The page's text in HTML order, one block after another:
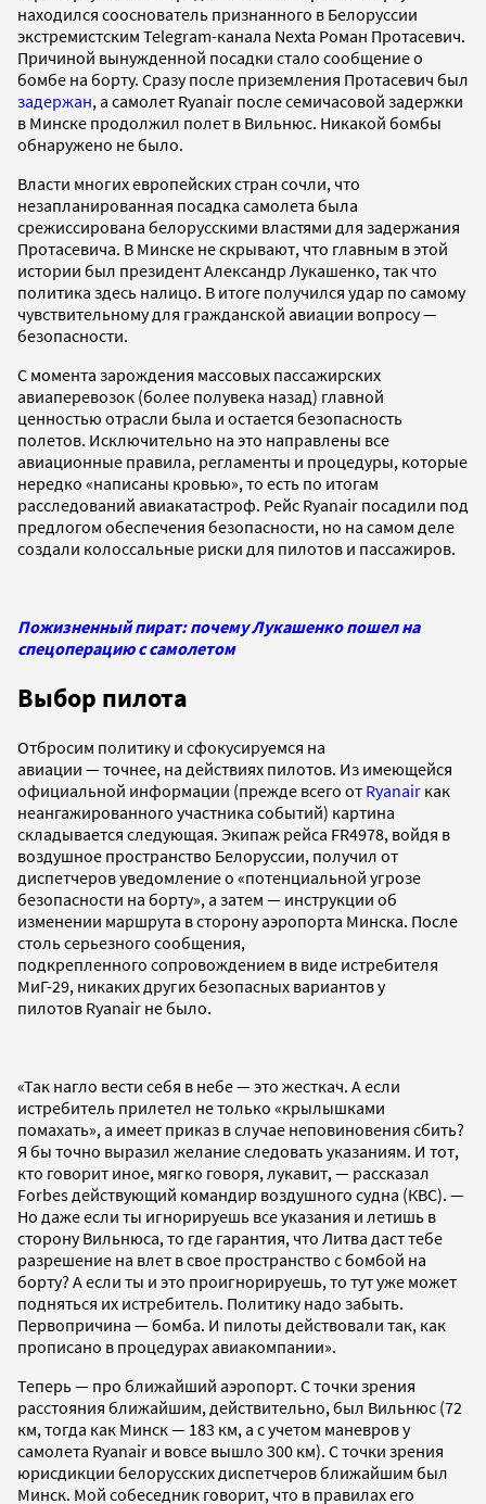
находился сооснователь признанного в Белоруссии
экстремистским Telegram-канала Nexta Роман Протасевич.
Причиной вынужденной посадки стало сообщение о
бомбе на борту. Сразу после приземления Протасевич был
задержан, а самолет Ryanair после семичасовой задержки
в Минске продолжил полет в Вильнюс. Никакой бомбы
обнаружено не было.
Власти многих европейских стран сочли, что
незапланированная посадка самолета была
срежиссирована белорусскими властями для задержания
Протасевича. В Минске не скрывают, что главным в этой
истории был президент Александр Лукашенко, так что
политика здесь налицо. В итоге получился удар по самому
чувствительному для гражданской авиации вопросу —
безопасности.
С момента зарождения массовых пассажирских
авиаперевозок (более полувека назад) главной
ценностью отрасли была и остается безопасность
полетов. Исключительно на это направлены все
авиационные правила, регламенты и процедуры, которые
нередко «написаны кровью», то есть по итогам
расследований авиакатастроф. Рейс Ryanair посадили под
предлогом обеспечения безопасности, но на самом деле
создали колоссальные риски для пилотов и пассажиров.
Пожизненный пират: почему Лукашенко пошел на
спецоперацию с самолетом
Выбор пилота
Отбросим политику и сфокусируемся на
авиации — точнее, на действиях пилотов. Из имеющейся
официальной информации (прежде всего от Ryanair как
неангажированного участника событий) картина
складывается следующая. Экипаж рейса FR4978, войдя в
воздушное пространство Белоруссии, получил от
диспетчеров уведомление о «потенциальной угрозе
безопасности на борту», а затем — инструкции об
изменении маршрута в сторону аэропорта Минска. После
столь серьезного сообщения,
подкрепленного сопровождением в виде истребителя
МиГ-29, никаких других безопасных вариантов у
пилотов Ryanair не было.
«Так нагло вести себя в небе — это жесткач. А если
истребитель прилетел не только «крылышками
помахать», а имеет приказ в случае неповиновения сбить?
Я бы точно выразил желание следовать указаниям. И тот,
кто говорит иное, мягко говоря, лукавит, — рассказал
Forbes действующий командир воздушного судна (КВС). —
Но даже если ты игнорируешь все указания и летишь в
сторону Вильнюса, то где гарантия, что Литва даст тебе
разрешение на влет в свое пространство с бомбой на
борту? А если ты и это проигнорируешь, то тут уже может
подняться их истребитель. Политику надо забыть.
Первопричина — бомба. И пилоты действовали так, как
прописано в процедурах авиакомпании».
Теперь — про ближайший аэропорт. С точки зрения
расстояния ближайшим, действительно, был Вильнюс (72
км, тогда как Минск — 183 км, а с учетом маневров у
самолета Ryanair и вовсе вышло 300 км). С точки зрения
юрисдикции белорусских диспетчеров ближайшим был
Минск. Мой собеседник говорит, что в правилах его